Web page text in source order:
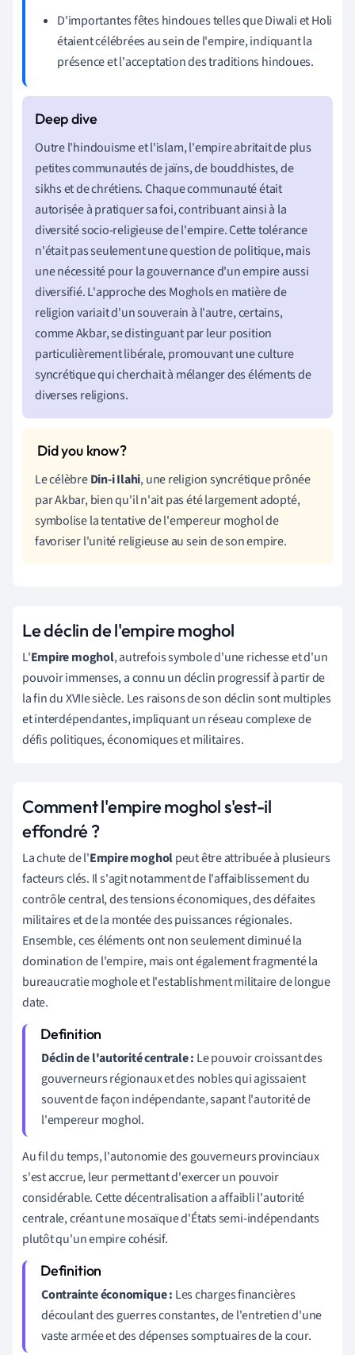
D'importantes fêtes hindoues telles que Diwali et Holi
étaient célébrées au sein de l'empire, indiquant la
présence et l'acceptation des traditions hindoues.
Outre l'hindouisme et l'islam, l'empire abritait de plus
petites communautés de jaïns, de bouddhistes, de
sikhs et de chrétiens. Chaque communauté était
autorisée à pratiquer sa foi, contribuant ainsi à la
diversité socio-religieuse de l'empire. Cette tolérance
n'était pas seulement une question de politique, mais
une nécessité pour la gouvernance d'un empire aussi
diversifié. L'approche des Moghols en matière de
religion variait d'un souverain à l'autre, certains,
comme Akbar, se distinguant par leur position
particulièrement libérale, promouvant une culture
syncrétique qui cherchait à mélanger des éléments de
diverses religions.
Le célèbreDin-i Ilahi, une religion syncrétique prônée
par Akbar, bien qu'il n'ait pas été largement adopté,
symbolise la tentative de l'empereur moghol de
favoriser l'unité religieuse au sein de son empire.
Le déclin de l'empire moghol
L'Empire moghol, autrefois symbole d'une richesse et d'un
pouvoir immenses, a connu un déclin progressif à partir de
la fin du XVIIe siècle. Les raisons de son déclin sont multiples
et interdépendantes, impliquant un réseau complexe de
défis politiques, économiques et militaires.
Comment l'empire moghol s'est-il
effondré ?
La chute de l'Empire mogholpeut être attribuée à plusieurs
facteurs clés. Il s'agit notamment de l'affaiblissement du
contrôle central, des tensions économiques, des défaites
militaires et de la montée des puissances régionales.
Ensemble, ces éléments ont non seulement diminué la
domination de l'empire, mais ont également fragmenté la
bureaucratie moghole et l'establishment militaire de longue
date.
Déclin de l'autorité centrale : Le pouvoir croissant des
gouverneurs régionaux et des nobles qui agissaient
souvent de façon indépendante, sapant l'autorité de
l'empereur moghol.
Au fil du temps, l'autonomie des gouverneurs provinciaux
s'est accrue, leur permettant d'exercer un pouvoir
considérable. Cette décentralisation a affaibli l'autorité
centrale, créant une mosaïque d'États semi-indépendants
plutôt qu'un empire cohésif.
Contrainte économique : Les charges financières
découlant des guerres constantes, de l'entretien d'une
vaste armée et des dépenses somptuaires de la cour.